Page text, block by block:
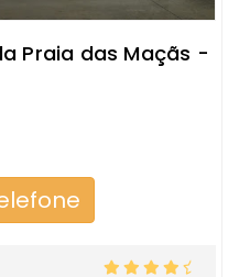
Praia das Maçãs -